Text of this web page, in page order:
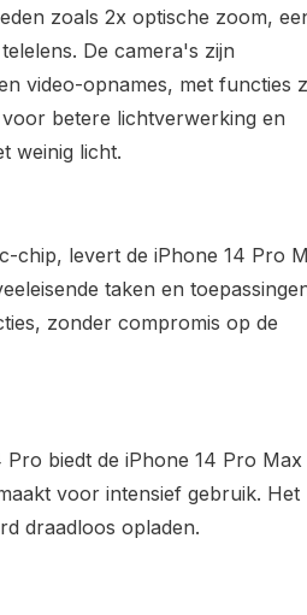
zoals 2x optische zoom,
De camera's zijn
video-opnames, met functies
betere lichtverwerking en
weinig licht.
chip, levert de iPhone 14 Pro
taken en
zonder compromis op de
biedt de iPhone 14 Pro Max
voor intensief gebruik. Het
draadloos opladen.